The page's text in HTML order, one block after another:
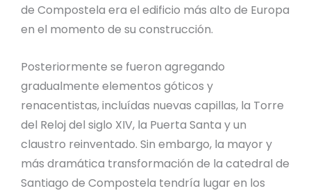
de Compostela era el edificio más alto de Europa
en el momento de su construcción.
Posteriormente se fueron agregando
gradualmente elementos góticos y
renacentistas, incluídas nuevas capillas, la Torre
del Reloj del siglo XIV, la Puerta Santa y un
claustro reinventado. Sin embargo, la mayor y
más dramática transformación de la catedral de
Santiago de Compostela tendría lugar en los